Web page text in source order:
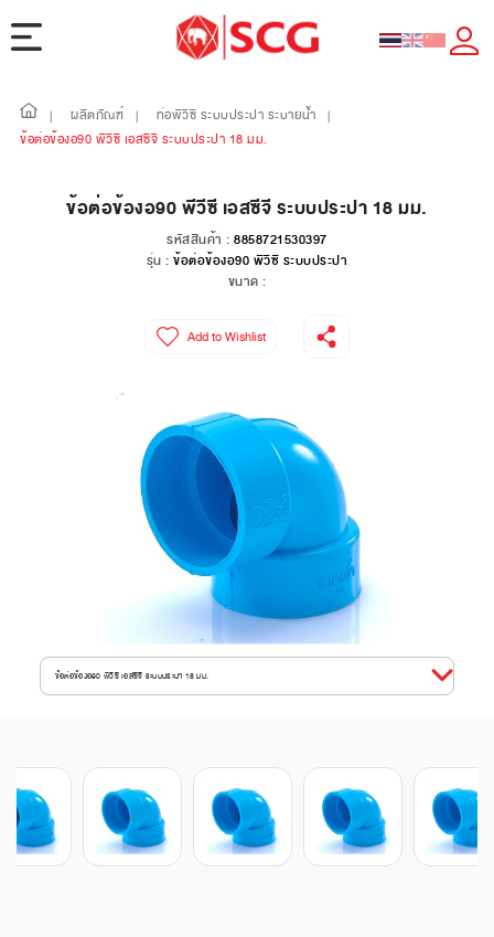
| ผลิตภัณฑ์ | ท่อพีวีซี ระบบประปา ระบายน้ำ
|
ข้อต่อข้องอ90 พีวีซี เอสซีจี ระบบประปา 18 มม.
ข้อต่อข้องอ90 พีวีซี เอสซีจี ระบบประปา 18 มม.
รหัสสินค้า : 8858721530397
รุ่น : ข้อต่อข้องอ90 พีวีซี ระบบประปา
ขนาด :
Add to Wishlist
ข้อต่อข้องอ90 พีวีซี เอสซีจี ระบบประปา 18 มม.